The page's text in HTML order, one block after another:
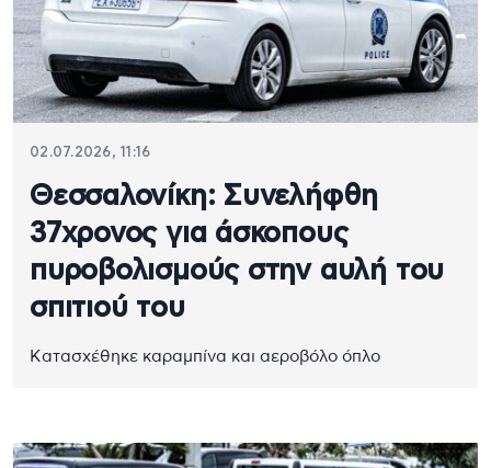
02.07.2026, 11:16
Θεσσαλονίκη: Συνελήφθη
37χρονος για άσκοπους
πυροβολισμούς στην αυλή του
σπιτιού του
Κατασχέθηκε καραμπίνα και αεροβόλο όπλο